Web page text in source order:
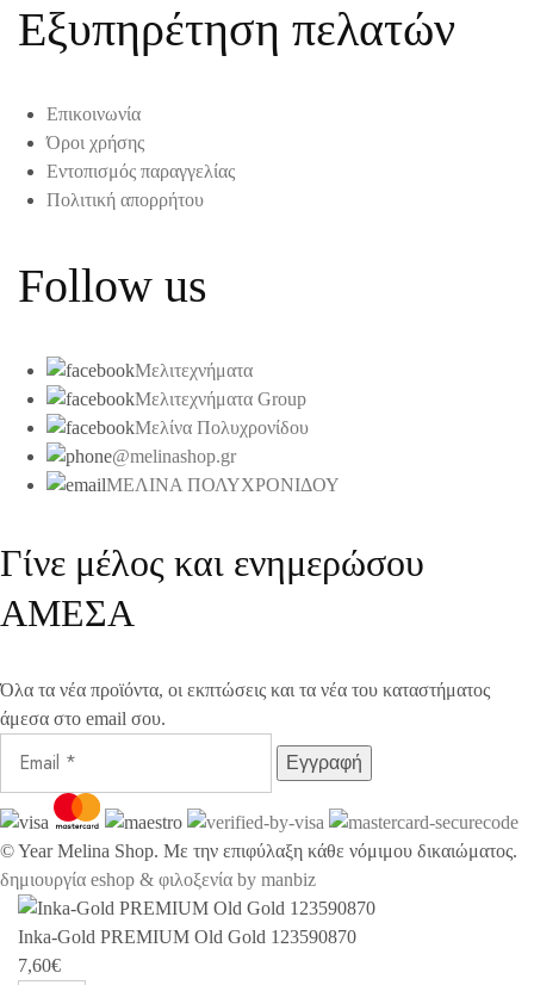
Εξυπηρέτηση πελατών
Επικοινωνία
Όροι χρήσης
Εντοπισμός παραγγελίας
Πολιτική απορρήτου
Follow us
Μελιτεχνήματα
Μελιτεχνήματα Group
Μελίνα Πολυχρονίδου
@melinashop.gr
ΜΕΛΙΝΑ ΠΟΛΥΧΡΟΝΙΔΟΥ
Γίνε μέλος και ενημερώσου
ΑΜΕΣΑ
Όλα τα νέα προϊόντα, οι εκπτώσεις και τα νέα του καταστήματος
άμεσα στο email σου.
©YearMelina Shop. Με την επιφύλαξη κάθε νόμιμου δικαιώματος.
δημιουργία eshop & φιλοξενία by manbiz
Inka-Gold PREMIUM Old Gold 123590870
7,60€